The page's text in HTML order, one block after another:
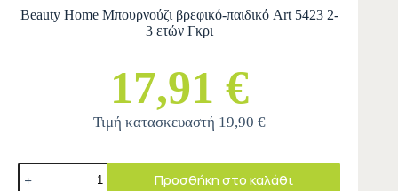
Beauty Home Μπουρνούζι βρεφικό-παιδικό Art 5423 2-
3 ετών Γκρι
17,91 €
Τιμή κατασκευαστή19,90 €
Προσθήκη στο καλάθι